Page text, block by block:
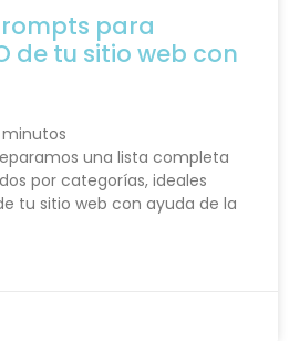
para
de tu sitio web con
minutos
una lista completa
por categorías, ideales
tu sitio web con ayuda de la